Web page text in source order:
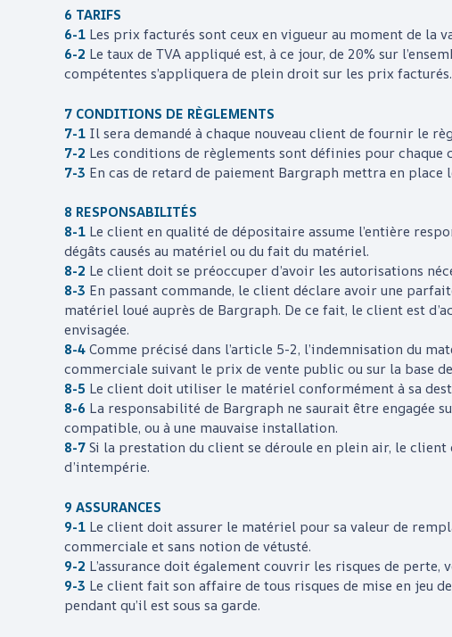
6 TARIFS
6-1 Les prix facturés sont ceux en vigueur au moment de la
6-2 Le taux de TVA appliqué est, à ce jour, de 20% sur
compétentes s’appliquera de plein droit sur les prix facturés.
7 CONDITIONS DE RÈGLEMENTS
7-1 Il sera demandé à chaque nouveau client de fournir le
7-2 Les conditions de règlements sont définies pour chaque
7-3 En cas de retard de paiement Bargraph mettra en place
8 RESPONSABILITÉS
8-1 Le client en qualité de dépositaire assume l’entière
dégâts causés au matériel ou du fait du matériel.
8-2 Le client doit se préoccuper d’avoir les autorisations
8-3 En passant commande, le client déclare avoir une
matériel loué auprès de Bargraph. De ce fait, le client est
envisagée.
8-4Comme précisé dans l’article 5-2, l’indemnisation du
commerciale suivant le prix de vente public ou sur la base
8-5 Le client doit utiliser le matériel conformément à sa
8-6 La responsabilité de Bargraph ne saurait être engagée
compatible, ou à une mauvaise installation.
8-7Si la prestation du client se déroule en plein air, le
d’intempérie.
9 ASSURANCES
9-1 Le client doit assurer le matériel pour sa valeur de
commerciale et sans notion de vétusté.
9-2 L’assurance doit également couvrir les risques de perte,
9-3 Le client fait son affaire de tous risques de mise en jeu
pendant qu’il est sous sa garde.